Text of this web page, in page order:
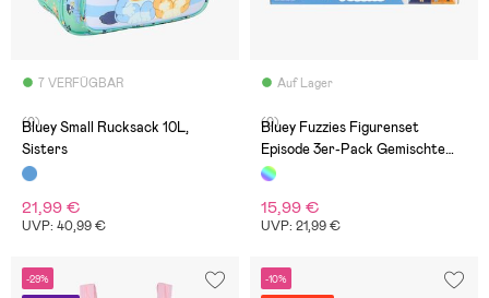
7 VERFÜGBAR
(0)
Bluey Small Rucksack 10L,
Sisters
21,99 €
UVP: 40,99 €
Auf Lager
(0)
Bluey Fuzzies Figurenset
Episode 3er-Pack Gemischte
Auswahl
15,99 €
UVP: 21,99 €
-29% -10%